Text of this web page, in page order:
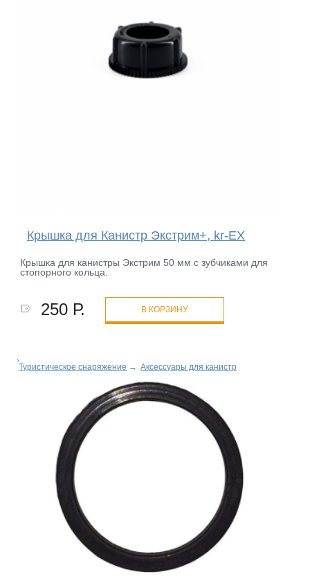
Крышка для Канистр Экстрим+, kr-EX
Крышка для канистры Экстрим 50 мм с зубчиками для
стопорного кольца.
250 Р. В КОРЗИНУ
Туристическое снаряжение → Аксессуары для канистр